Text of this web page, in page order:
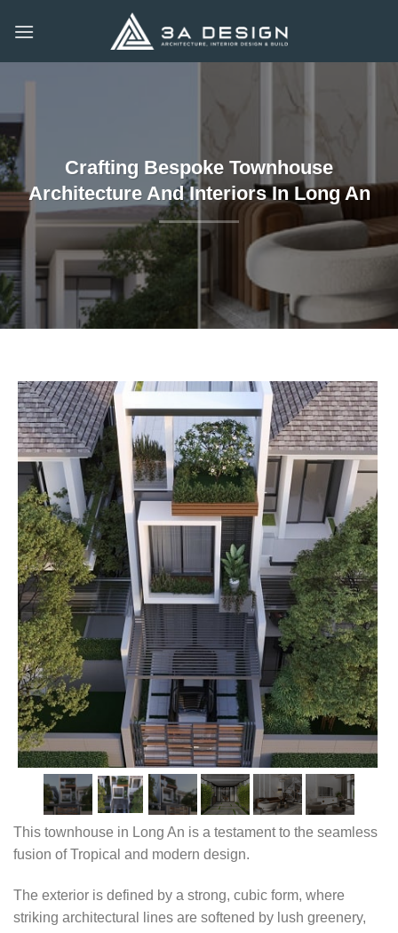
Crafting Bespoke Townhouse
Architecture And Interiors In Long An
This townhouse in Long An is a testament to the seamless
fusion of Tropical and modern design.
The exterior is defined by a strong, cubic form, where
striking architectural lines are softened by lush greenery,